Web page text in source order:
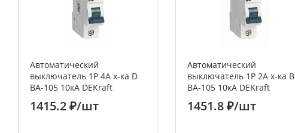
Автоматический
выключатель 1P 4A х-ка D
ВА-105 10кА DEKraft
1415.2 ₽/шт
Автоматический
выключатель 1P 2A х-ка B
ВА-105 10кА DEKraft
1451.8 ₽/шт